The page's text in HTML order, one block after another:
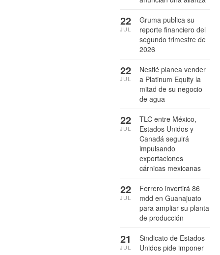
Gruma publica su
reporte financiero del
segundo trimestre de
2026
22
JUL
Nestlé planea vender
a Platinum Equity la
mitad de su negocio
de agua
22
JUL
TLC entre México,
Estados Unidos y
Canadá seguirá
impulsando
exportaciones
cárnicas mexicanas
22
JUL
Ferrero invertirá 86
mdd en Guanajuato
para ampliar su planta
de producción
22
JUL
Sindicato de Estados
Unidos pide imponer
21
JUL